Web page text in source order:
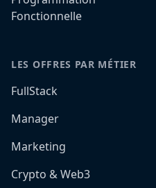
Fonctionnelle
LES OFFRES PAR MÉTIER
FullStack
Manager
Marketing
Crypto & Web3